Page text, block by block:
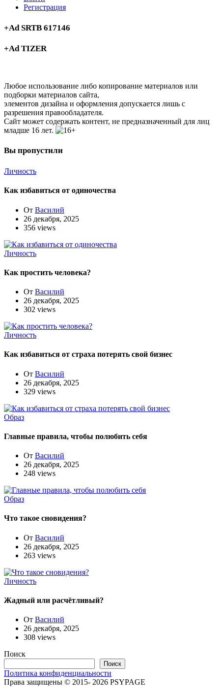
Регистрация
+Ad SRTB 617146
+Ad TIZER
Любое использование либо копирование материалов или
подборки материалов сайта,
элементов дизайна и оформления допускается лишь с
разрешения правообладателя.
Сайт может содержать контент, не предназначенный для лиц
младше 16 лет.
Вы пропустили
Личность
Как избавиться от одиночества
От Василий
26 декабря, 2025
356 views
Личность
Как простить человека?
От Василий
26 декабря, 2025
302 views
Личность
Как избавиться от страха потерять свой бизнес
От Василий
26 декабря, 2025
329 views
Образ
Главные правила, чтобы полюбить себя
От Василий
26 декабря, 2025
248 views
Образ
Что такое сновидения?
От Василий
26 декабря, 2025
263 views
Личность
Жадный или расчётливый?
От Василий
26 декабря, 2025
308 views
Поиск
Поиск
Политика конфиденциальности
Права защищены © 2015- 2026 PSYPAGE